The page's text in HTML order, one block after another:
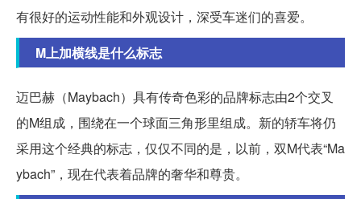
有很好的运动性能和外观设计，深受车迷们的喜爱。
M上加横线是什么标志
迈巴赫（Maybach）具有传奇色彩的品牌标志由2个交叉
的M组成，围绕在一个球面三角形里组成。新的轿车将仍
采用这个经典的标志，仅仅不同的是，以前，双M代表“Ma
ybach”，现在代表着品牌的奢华和尊贵。